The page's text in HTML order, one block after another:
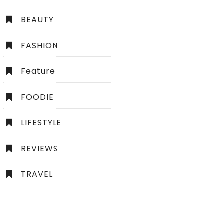
BEAUTY
FASHION
Feature
FOODIE
LIFESTYLE
REVIEWS
TRAVEL